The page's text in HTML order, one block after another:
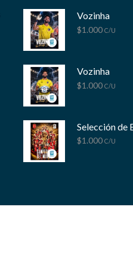
Vozinha
$1.000 C/U
Vozinha
$1.000 C/U
Selección de
$1.000 C/U